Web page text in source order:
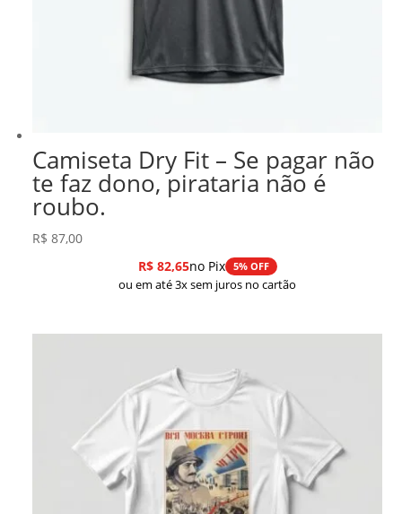
Camiseta Dry Fit – Se pagar não
te faz dono, pirataria não é
roubo.
R$ 87,00
R$82,65no Pix 5% OFF
ou em até 3x sem juros no cartão